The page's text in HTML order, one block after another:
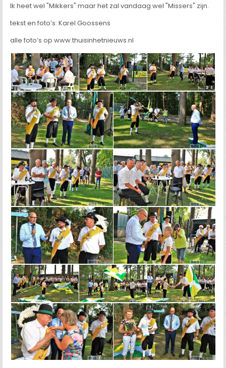
Ik heet wel "Mikkers" maar het zal vandaag wel "Missers" zijn.
tekst en foto’s: Karel Goossens
alle foto’s op www.thuisinhetnieuws.nl